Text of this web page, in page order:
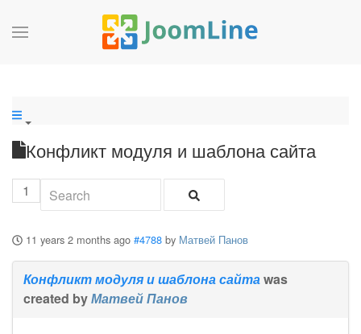
Конфликт модуля и шаблона сайта
1
11 years 2 months ago #4788 by Матвей Панов
Конфликт модуля и шаблона сайтаwas
created byМатвей Панов